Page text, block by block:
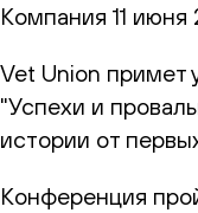
Компания 11 июня
Vet Union примет
"Успехи и
истории от
Конференция